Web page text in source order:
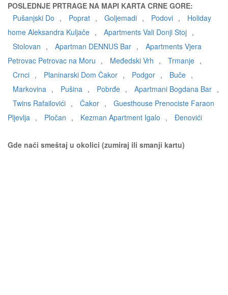
POSLEDNJE PRTRAGE NA MAPI KARTA CRNE GORE:
Pušanjski Do , Poprat , Goljemadi , Podovi ,
Holiday
home Aleksandra Kuljače , Apartments Vali Donji Stoj ,
Stolovan , Apartman DENNUS Bar ,
Apartments Vjera
Petrovac Petrovac na Moru , Međedski Vrh , Trmanje ,
Crnci , Planinarski Dom Čakor , Podgor , Buče ,
Markovina , Pušina , Pobrđe , Apartmani Bogdana Bar ,
Twins Rafailovići , Čakor ,
Guesthouse Prenociste Faraon
Pljevlja , Pločan , Kezman Apartment Igalo , Đenovići
Gde naći smeštaj u okolici (zumiraj ili smanji kartu)